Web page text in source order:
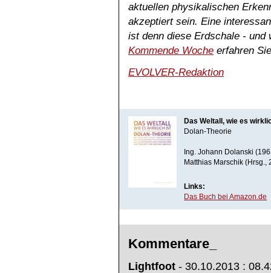
aktuellen physikalischen
akzeptiert sein. Eine
ist denn diese Erdschale - und
Kommende Woche erfahren
EVOLVER-Redaktion
Das Weltall, wie es
Dolan-Theorie
Ing. Johann Dolanski
Matthias Marschik (Hrsg.,
Links:
Das Buch bei Amazon.de
Kommentare_
Lightfoot - 30.10.2013 :